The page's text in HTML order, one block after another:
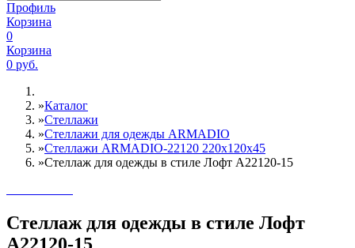
Профиль
Корзина
0
Корзина
0 руб.
»Каталог
»Стеллажи
»Cтеллажи для одежды ARMADIO
»Стеллажи ARMADIO-22120 220х120х45
»Стеллаж для одежды в стиле Лофт A22120-15
Стеллаж для одежды в стиле Лофт